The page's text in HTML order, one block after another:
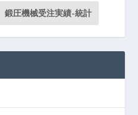
鍛圧機械受注実績-統計